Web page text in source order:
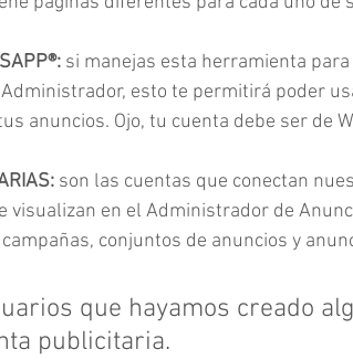
si manejas esta herramienta
esto te permitirá poder
anuncios. Ojo, tu cuenta debe ser de
son las cuentas que conectan
visualizan en el Administrador de
conjuntos de anuncios y
que hayamos creado
publicitaria.